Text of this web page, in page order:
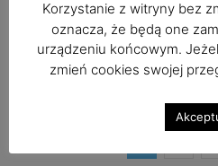
Zginęli na K3 –
admin - 29 stycznia,
Korzystanie z witryny bez
oznacza, że będą one
urządzeniu końcowym.
zmień cookies swojej